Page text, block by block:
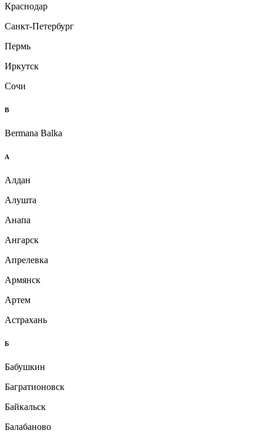
Краснодар
Санкт-Петербург
Пермь
Иркутск
Сочи
B
Bermana Balka
А
Алдан
Алушта
Анапа
Ангарск
Апрелевка
Армянск
Артем
Астрахань
Б
Бабушкин
Багратионовск
Байкальск
Балабаново